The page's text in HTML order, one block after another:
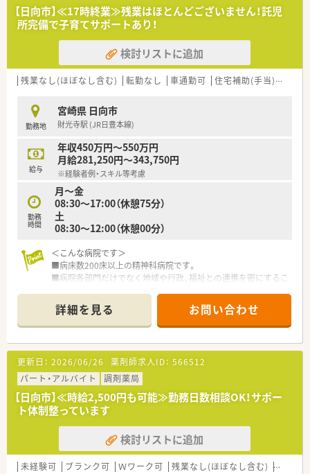
【日向市】≪17時終業≫残業はほとんどございません！託児
所完備で子育てサポートあり！
検討リストに追加
残業なし(ほぼなし含む) 転勤なし 車通勤可 住宅補助(手当)あり
勤務地
宮崎県 日向市
財光寺駅 (JR日豊本線)
給与
年収450万円～550万円
月給281,250円～343,750円
※経験者例・スキル等考慮
勤務
時間
月～金
08:30～17:00（休憩75分）
土
08:30～12:00（休憩00分）
＜こんな病院です＞
■病床数200床以上の精神科病院です。
■病院各部門だけでなく地域や行政、福祉との連携を密にするこ
ます。
＜こんな職場です＞
■主な業務は入院調剤の一包化・注射薬・薬剤師管理指導です。
■各種委員会にも参加しており他職種の方との関わりもござい
ます。
■教育制度が充実しております。
■残業は2時間/月程でほとんどございません。
＜働きやすい環境です＞
■院内保育所がございますので、お子さんがいる方も安心です。
（時間：8時～18時45分、料金：15,000円/月、対象：0歳～6歳まで）
■賞与実績は3.9ヶ月分ございます。
定期昇給もあり安心してご就業いただける環境です。
詳細を見る お問い合わせ
更新日： 2026/06/26 薬剤師求人ID： 566512
パート・アルバイト
調剤薬局
【日向市】≪時給2,500円も可能≫勤務日数相談OK！サポー
ト体制整っています
検討リストに追加
未経験可 ブランク可 Ｗワーク可 残業なし(ほぼなし含む) 車通勤